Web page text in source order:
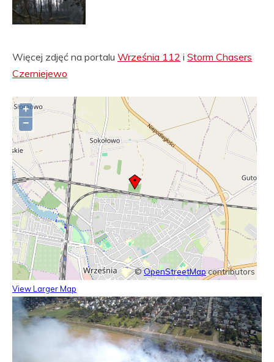
Więcej zdjęć na portalu Września 112 i Storm Chasers
Czerniejewo
+
−
©OpenStreetMapcontributors
View Larger Map